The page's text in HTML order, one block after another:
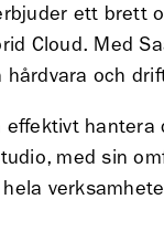
ett brett
Cloud. Med
hårdvara och
hantera
med sin